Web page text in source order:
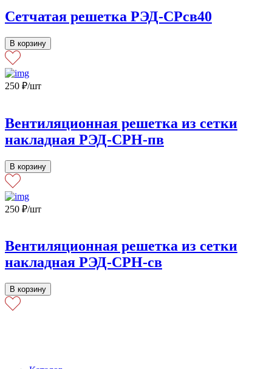
Сетчатая решетка РЭД-СРсв40
В корзину
250 ₽/шт
Вентиляционная решетка из сетки
накладная РЭД-СРН-пв
В корзину
250 ₽/шт
Вентиляционная решетка из сетки
накладная РЭД-СРН-св
В корзину